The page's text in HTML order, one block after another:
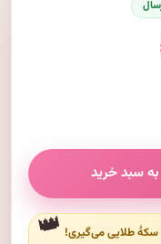
به سبد خرید